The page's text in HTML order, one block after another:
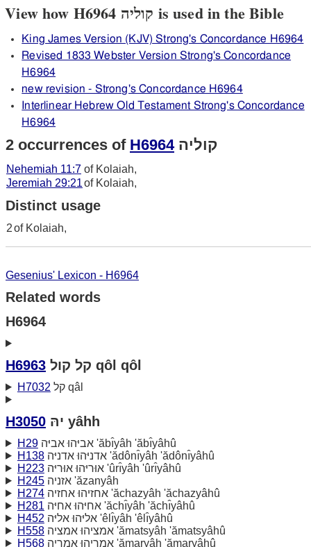
View how H6964 קוליה is used in the Bible
King James Version (KJV) Strong's Concordance H6964
Revised 1833 Webster Version Strong's Concordance
H6964
new revision - Strong's Concordance H6964
Interlinear Hebrew Old Testament Strong's Concordance
H6964
2 occurrences of H6964 קוליה
Nehemiah 11:7 of Kolaiah,
Jeremiah 29:21of Kolaiah,
Distinct usage
2of Kolaiah,
Gesenius' Lexicon - H6964
Related words
H6964
H6963 קל קול qôl qôl
H7032 קל qâl
H3050 יהּ yâhh
H29
אביּהוּ אביּה 'ăbı̂yâh 'ăbı̂yâhû
H138
אדניּהוּ אדניּה 'ădônı̂yâh 'ădônı̂yâhû
H223
אוּריּהוּ אוּריּה 'ûrı̂yâh 'ûrı̂yâhû
H245
אזניה 'ăzanyâh
H274
אחזיהוּ אחזיה 'ăchazyâh 'ăchazyâhû
H281
אחיּהוּ אחיּה 'ăchı̂yâh 'ăchı̂yâhû
H452
אליּהוּ אליּה 'êlı̂yâh 'êlı̂yâhû
H558
אמציהוּ אמציה 'ămatsyâh 'ămatsyâhû
H568
אמריהוּ אמריה 'ămaryâh 'ămaryâhû